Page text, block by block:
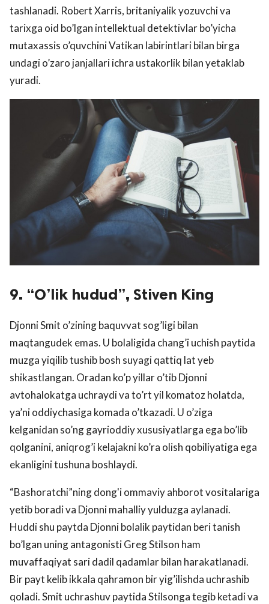
tashlanadi. Robert Xarris, britaniyalik yozuvchi va
tarixga oid bo’lgan intellektual detektivlar bo’yicha
mutaxassis o’quvchini Vatikan labirintlari bilan birga
undagi o’zaro janjallari ichra ustakorlik bilan yetaklab
yuradi.
9. “O’lik hudud”, Stiven King
Djonni Smit o’zining baquvvat sog’ligi bilan
maqtangudek emas. U bolaligida chang’i uchish paytida
muzga yiqilib tushib bosh suyagi qattiq lat yeb
shikastlangan. Oradan ko’p yillar o’tib Djonni
avtohalokatga uchraydi va to’rt yil komatoz holatda,
ya’ni oddiychasiga komada o’tkazadi. U o’ziga
kelganidan so’ng gayrioddiy xususiyatlarga ega bo’lib
qolganini, aniqrog’i kelajakni ko’ra olish qobiliyatiga ega
ekanligini tushuna boshlaydi.
“Bashoratchi”ning dong'i ommaviy ahborot vositalariga
yetib boradi va Djonni mahalliy yulduzga aylanadi.
Huddi shu paytda Djonni bolalik paytidan beri tanish
bo’lgan uning antagonisti Greg Stilson ham
muvaffaqiyat sari dadil qadamlar bilan harakatlanadi.
Bir payt kelib ikkala qahramon bir yig’ilishda uchrashib
qoladi. Smit uchrashuv paytida Stilsonga tegib ketadi va